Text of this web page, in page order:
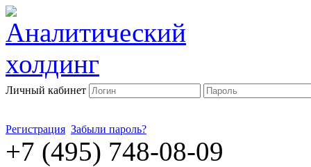
Личный кабинет
Регистрация Забыли пароль?
+7 (495) 748-08-09